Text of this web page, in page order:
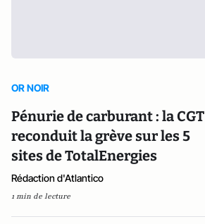
OR NOIR
Pénurie de carburant : la CGT
reconduit la grève sur les 5
sites de TotalEnergies
Rédaction d'Atlantico
1 min de lecture